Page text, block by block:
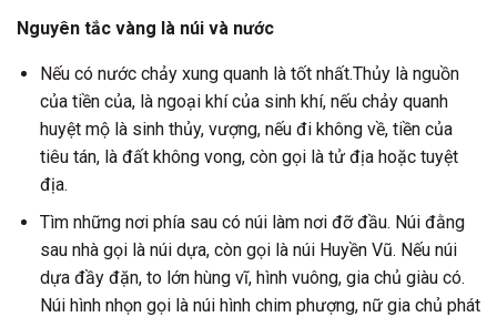
Nguyên tắc vàng là núi và nước
Nếu có nước chảy xung quanh là tốt nhất.Thủy là nguồn
của tiền của, là ngoại khí của sinh khí, nếu chảy quanh
huyệt mộ là sinh thủy, vượng, nếu đi không về, tiền của
tiêu tán, là đất không vong, còn gọi là tử địa hoặc tuyệt
địa.
Tìm những nơi phía sau có núi làm nơi đỡ đầu. Núi đằng
sau nhà gọi là núi dựa, còn gọi là núi Huyền Vũ. Nếu núi
dựa đầy đặn, to lớn hùng vĩ, hình vuông, gia chủ giàu có.
Núi hình nhọn gọi là núi hình chim phượng, nữ gia chủ phát